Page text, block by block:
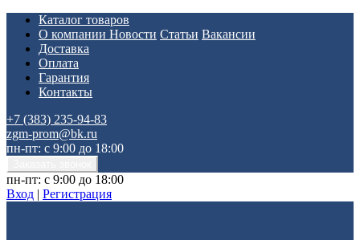
Каталог товаров
О компании Новости Статьи Вакансии
Доставка
Оплата
Гарантия
Контакты
+7 (383) 235-94-83
zgm-prom@bk.ru
пн-пт: с 9:00 до 18:00
пн-пт: с 9:00 до 18:00
Вход | Регистрация